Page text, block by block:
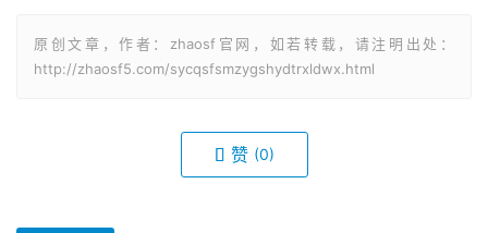
原创文章，作者：zhaosf官网，如若转载，请注明出处：
http://zhaosf5.com/sycqsfsmzygshydtrxldwx.html
赞 (0)